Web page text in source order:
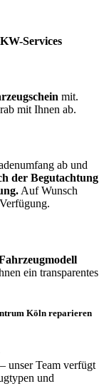
Services
mit.
mit Ihnen ab.
ab und
der Begutachtung
Auf Wunsch
ein transparentes
Köln reparieren
unser Team verfügt
und